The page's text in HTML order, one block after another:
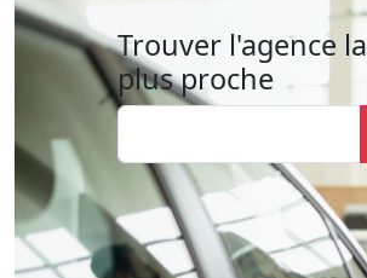
Trouver l'agence la
plus proche